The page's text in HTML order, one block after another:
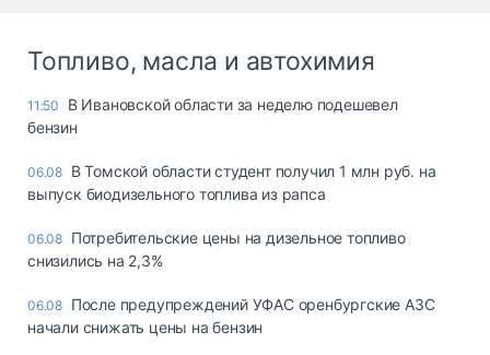
Топливо, масла и автохимия
11:50
В Ивановской области за неделю подешевел
бензин
06.08 В Томской области студент получил 1 млн руб. на
выпуск биодизельного топлива из рапса
06.08 Потребительские цены на дизельное топливо
снизились на 2,3%
06.08 После предупреждений УФАС оренбургские АЗС
начали снижать цены на бензин